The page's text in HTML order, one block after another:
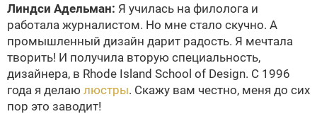
Линдси Адельман: Я училась на филолога и
работала журналистом. Но мне стало скучно. А
промышленный дизайн дарит радость. Я мечтала
творить! И получила вторую специальность,
дизайнера, в Rhode Island School of Design. С 1996
года я делаю люстры. Скажу вам честно, меня до сих
пор это заводит!